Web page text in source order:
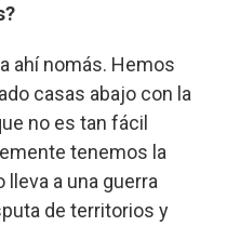
ahí nomás. Hemos
casas abajo con la
no es tan fácil
tenemos la
a una guerra
de territorios y